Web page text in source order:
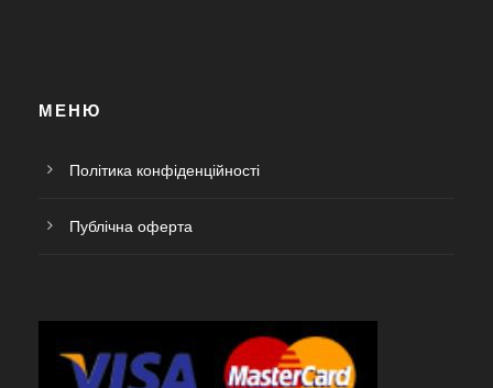
МЕНЮ
Політика конфіденційності
Публічна оферта